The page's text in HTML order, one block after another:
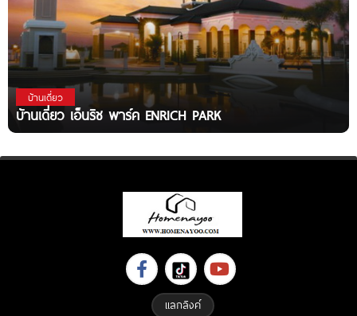
บ้านเดี่ยว
บ้านเดี่ยว เอ็นริช พาร์ค ENRICH PARK
แลกลิงค์